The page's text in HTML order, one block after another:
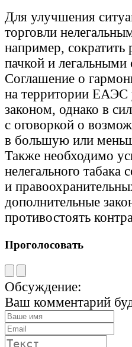
Для улучшения
торговли
например,
пачкой и легальными
Соглашение о
на территории ЕАЭС
законом, однако в
с оговоркой о
в большую или
Также необходимо
нелегального
и
дополнительные
противостоять
Проголосовать
Обсуждение:
Ваш комментарий